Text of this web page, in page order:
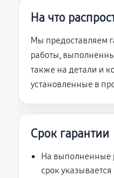
На что
Мы предоставляем
работы,
также на детали и
установленные в
Срок гарантии
На выполненные
срок